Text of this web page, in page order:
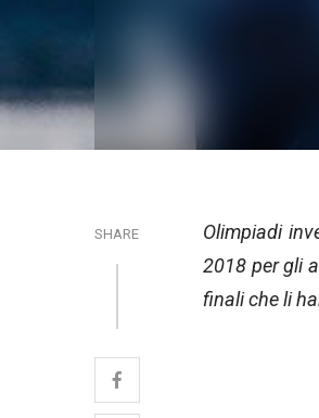
SHARE
Olimpiadi
2018 per gli
finali che li